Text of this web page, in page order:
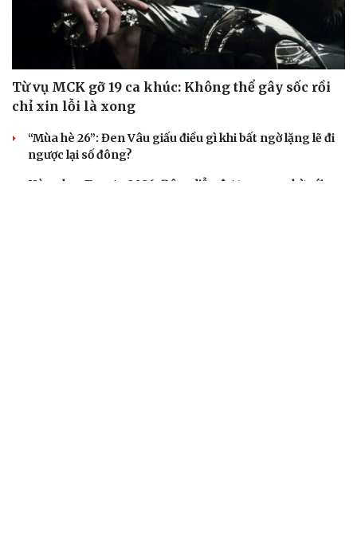
Từ vụ MCK gỡ 19 ca khúc: Không thể gây sốc rồi
chỉ xin lỗi là xong
“Mùa hè 26”: Đen Vâu giấu điều gì khi bất ngờ lặng lẽ đi
ngược lại số đông?
Hòa nhạc Toyota 2026: Đêm diễn được mong chờ với